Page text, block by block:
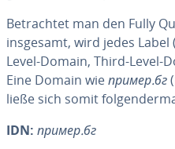
Be­trach­tet man den Fully
insgesamt, wird jedes Label
Level-Domain, Third-Level-
Eine Domain wieпример.бг
ließe sich somit
IDN: пример.бг